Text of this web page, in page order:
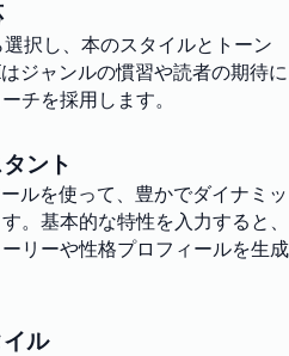
択し、本のスタイルとトーン
ジャンルの慣習や読者の期待に
チを採用します。
ント
ルを使って、豊かでダイナミッ
。基本的な特性を入力すると、
リーや性格プロフィールを生成
ル